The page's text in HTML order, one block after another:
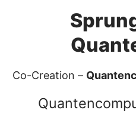
Co-Creation –